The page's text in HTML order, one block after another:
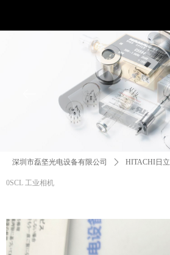
深圳市磊坚光电设备有限公司 ꄲ HITACHI日立
0SCL 工业相机